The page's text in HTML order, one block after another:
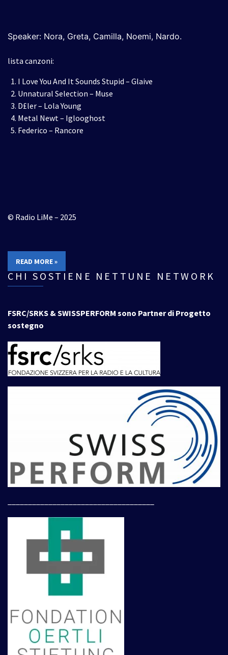
Speaker: Nora, Greta, Camilla, Noemi, Nardo.
lista canzoni:
I Love You And It Sounds Stupid – Glaive
Unnatural Selection – Muse
D£ler – Lola Young
Metal Newt – Iglooghost
Federico – Rancore
© Radio LiMe – 2025
READ MORE »
CHI SOSTIENE NETTUNE NETWORK
FSRC/SRKS & SWISSPERFORM sono Partner di Progetto
sostegno